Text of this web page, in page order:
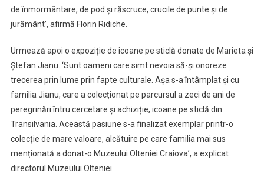
de înmormântare, de pod și răscruce, crucile de punte și de
jurământ’, afirmă Florin Ridiche.
Urmează apoi o expoziție de icoane pe sticlă donate de Marieta și
Ștefan Jianu. ‘Sunt oameni care simt nevoia să-și onoreze
trecerea prin lume prin fapte culturale. Așa s-a întâmplat și cu
familia Jianu, care a colecționat pe parcursul a zeci de ani de
peregrinări întru cercetare și achiziție, icoane pe sticlă din
Transilvania. Această pasiune s-a finalizat exemplar printr-o
colecție de mare valoare, alcătuire pe care familia mai sus
menționată a donat-o Muzeului Olteniei Craiova’, a explicat
directorul Muzeului Olteniei.